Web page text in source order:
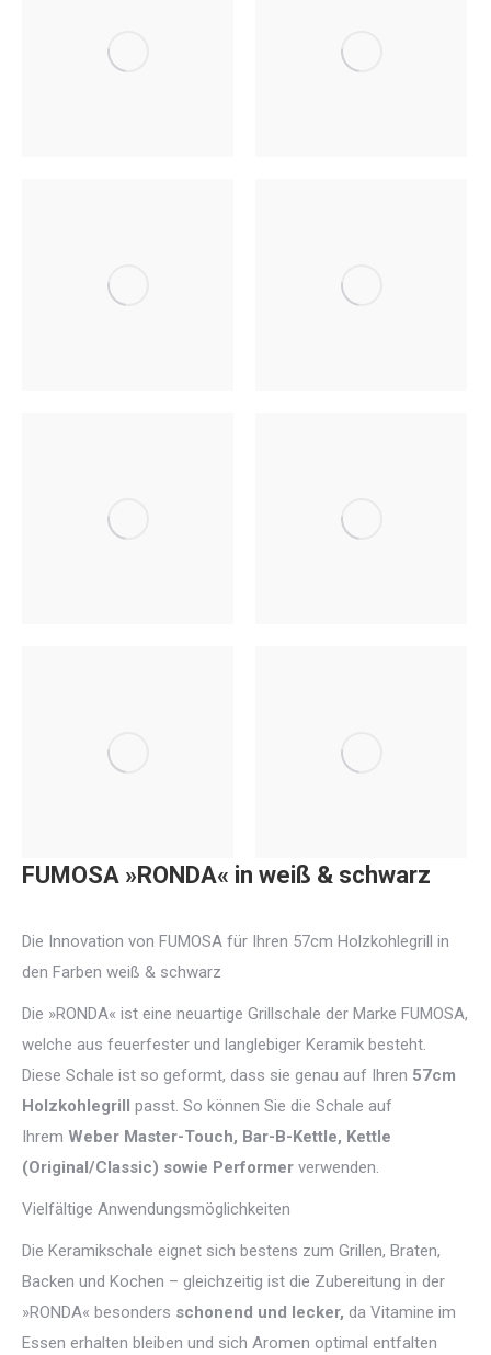
FUMOSA »RONDA« in weiß & schwarz
Die Innovation von FUMOSA für Ihren 57cm Holzkohlegrill in
den Farben weiß & schwarz
Die »RONDA« ist eine neuartige Grillschale der Marke FUMOSA,
welche aus feuerfester und langlebiger Keramik besteht.
Diese Schale ist so geformt, dass sie genau auf Ihren 57cm
Holzkohlegrill passt. So können Sie die Schale auf
Ihrem Weber Master-Touch, Bar-B-Kettle, Kettle
(Original/Classic) sowie Performer verwenden.
Vielfältige Anwendungsmöglichkeiten
Die Keramikschale eignet sich bestens zum Grillen, Braten,
Backen und Kochen – gleichzeitig ist die Zubereitung in der
»RONDA« besonders schonend und lecker, da Vitamine im
Essen erhalten bleiben und sich Aromen optimal entfalten